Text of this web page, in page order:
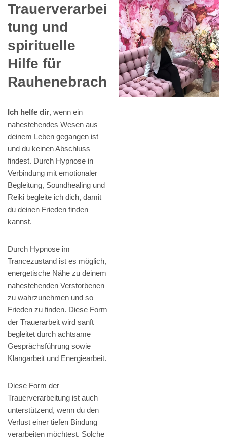
Trauerverarbei
tung und
spirituelle
Hilfe für
Rauhenebrach
Ich helfe dir, wenn ein
nahestehendes Wesen aus
deinem Leben gegangen ist
und du keinen Abschluss
findest. Durch Hypnose in
Verbindung mit emotionaler
Begleitung, Soundhealing und
Reiki begleite ich dich, damit
du deinen Frieden finden
kannst.
Durch Hypnose im
Trancezustand ist es möglich,
energetische Nähe zu deinem
nahestehenden Verstorbenen
zu wahrzunehmen und so
Frieden zu finden. Diese Form
der Trauerarbeit wird sanft
begleitet durch achtsame
Gesprächsführung sowie
Klangarbeit und Energiearbeit.
Diese Form der
Trauerverarbeitung ist auch
unterstützend, wenn du den
Verlust einer tiefen Bindung
verarbeiten möchtest. Solche